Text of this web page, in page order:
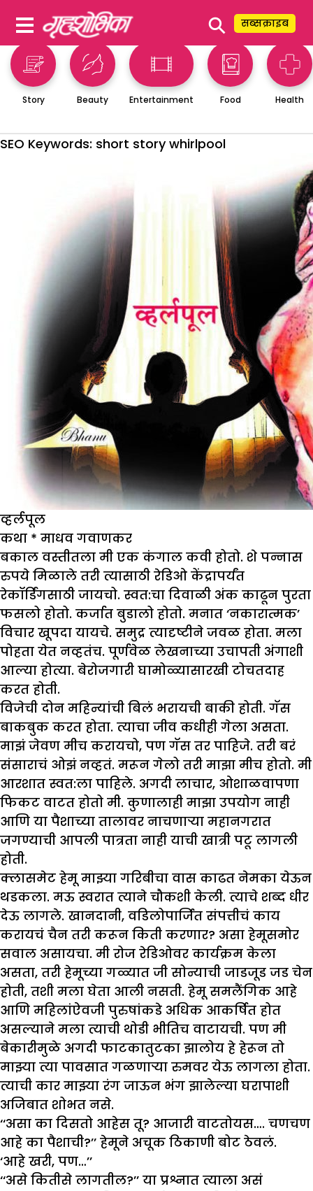
⚲ सब्सक्राइब
Story Beauty Entertainment Food Health
SEO Keywords: short story whirlpool
व्हर्लपूल
कथा * माधव गवाणकर
बकाल वस्तीतला मी एक कंगाल कवी होतो. शे पन्नास
रुपये मिळाले तरी त्यासाठी रेडिओ केंद्रापर्यंत
रेकॉर्डिंगसाठी जायचो. स्वत:चा दिवाळी अंक काढून पुरता
फसलो होतो. कर्जात बुडालो होतो. मनात ‘नकारात्मक’
विचार खूपदा यायचे. समुद्र त्यादृष्टीने जवळ होता. मला
पोहता येत नव्हतंच. पूर्णवेळ लेखनाच्या उचापती अंगाशी
आल्या होत्या. बेरोजगारी घामोळ्यासारखी टोचतदाह
करत होती.
विजेची दोन महिन्यांची बिलं भरायची बाकी होती. गॅस
बाकबुक करत होता. त्याचा जीव कधीही गेला असता.
माझं जेवण मीच करायचो, पण गॅस तर पाहिजे. तरी बरं
संसाराचं ओझं नव्हतं. मरून गेलो तरी माझा मीच होतो. मी
आरशात स्वत:ला पाहिले. अगदी लाचार, ओशाळवापणा
फिकट वाटत होतो मी. कुणालाही माझा उपयोग नाही
आणि या पैशाच्या तालावर नाचणाऱ्या महानगरात
जगण्याची आपली पात्रता नाही याची खात्री पटू लागली
होती.
क्लासमेट हेमू माझ्या गरिबीचा वास काढत नेमका येऊन
थडकला. मऊ स्वरात त्याने चौकशी केली. त्याचे शब्द धीर
देऊ लागले. खानदानी, वडिलोपार्जित संपत्तीचं काय
करायचं चैन तरी करून किती करणार? असा हेमूसमोर
सवाल असायचा. मी रोज रेडिओवर कार्यक्रम केला
असता, तरी हेमूच्या गळ्यात जी सोन्याची जाडजूड जड चेन
होती, तशी मला घेता आली नसती. हेमू समलैंगिक आहे
आणि महिलांऐवजी पुरुषांकडे अधिक आकर्षित होत
असल्याने मला त्याची थोडी भीतिच वाटायची. पण मी
बेकारीमुळे अगदी फाटकातुटका झालोय हे हेरून तो
माझ्या त्या पावसात गळणाऱ्या रुमवर येऊ लागला होता.
त्याची कार माझ्या रंग जाऊन भंग झालेल्या घरापाशी
अजिबात शोभत नसे.
‘‘असा का दिसतो आहेस तू? आजारी वाटतोयस…. चणचण
आहे का पैशाची?’’ हेमूने अचूक ठिकाणी बोट ठेवलं.
‘आहे खरी, पण…’’
‘‘असे कितीसे लागतील?’’ या प्रश्नात त्याला असं